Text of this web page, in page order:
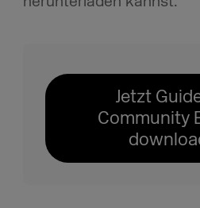
Jetzt
Community